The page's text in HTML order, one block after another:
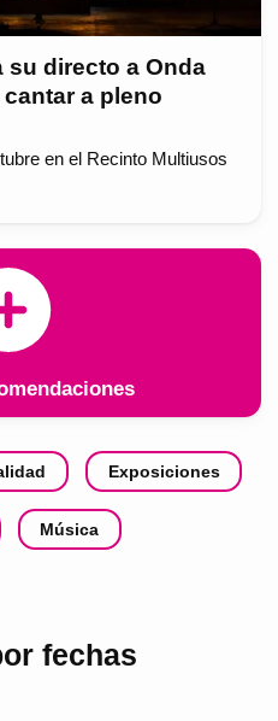
su directo a Onda
a pleno
en el Recinto Multiusos
Exposiciones
Música
fechas